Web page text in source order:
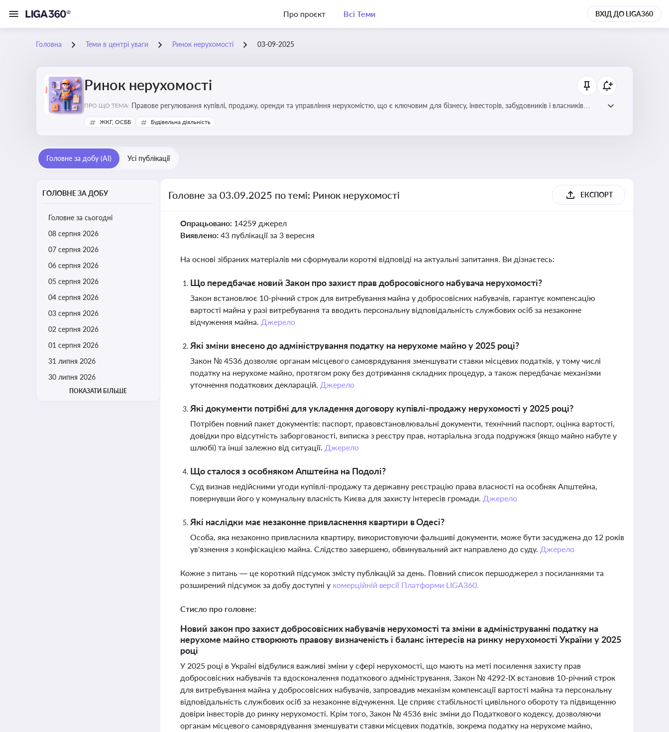
Про проєкт Всі Теми ВХІД ДО LIGA360
Головна Теми в центрі уваги Ринок нерухомості 03-09-2025
Ринок нерухомості
ПРО ЩО ТЕМА: Правове регулювання купівлі, продажу, оренди та управління нерухомістю, що є ключовим для бізнесу, інвесторів, забудовників і власників
об’єктів майна
ЖКГ, ОСББ Будівельна діяльність
Головне за добу (AI) Усі публікації
ГОЛОВНЕ ЗА ДОБУ
Головне за сьогодні
08 серпня 2026
07 серпня 2026
06 серпня 2026
05 серпня 2026
04 серпня 2026
03 серпня 2026
02 серпня 2026
01 серпня 2026
31 липня 2026
30 липня 2026
ПОКАЗАТИ БІЛЬШЕ
Головне за 03.09.2025 по темі: Ринок нерухомості ЕКСПОРТ
Опрацьовано: 14259 джерел
Виявлено: 43 публікації за 3 вересня
На основі зібраних матеріалів ми сформували короткі відповіді на актуальні запитання. Ви дізнаєтесь:
Що передбачає новий Закон про захист прав добросовісного набувача нерухомості?
Закон встановлює 10-річний строк для витребування майна у добросовісних набувачів, гарантує компенсацію
вартості майна у разі витребування та вводить персональну відповідальність службових осіб за незаконне
відчуження майна. Джерело
Які зміни внесено до адміністрування податку на нерухоме майно у 2025 році?
Закон № 4536 дозволяє органам місцевого самоврядування зменшувати ставки місцевих податків, у тому числі
податку на нерухоме майно, протягом року без дотримання складних процедур, а також передбачає механізми
уточнення податкових декларацій. Джерело
Які документи потрібні для укладення договору купівлі-продажу нерухомості у 2025 році?
Потрібен повний пакет документів: паспорт, правовстановлювальні документи, технічний паспорт, оцінка вартості,
довідки про відсутність заборгованості, виписка з реєстру прав, нотаріальна згода подружжя (якщо майно набуте у
шлюбі) та інші залежно від ситуації. Джерело
Що сталося з особняком Апштейна на Подолі?
Суд визнав недійсними угоди купівлі-продажу та державну реєстрацію права власності на особняк Апштейна,
повернувши його у комунальну власність Києва для захисту інтересів громади. Джерело
Які наслідки має незаконне привласнення квартири в Одесі?
Особа, яка незаконно привласнила квартиру, використовуючи фальшиві документи, може бути засуджена до 12 років
ув'язнення з конфіскацією майна. Слідство завершено, обвинувальний акт направлено до суду. Джерело
Кожне з питань — це короткий підсумок змісту публікацій за день. Повний список першоджерел з посиланнями та
розширений підсумок за добу доступні у комерційній версії Платформи LIGA360.
Стисло про головне:
Новий закон про захист добросовісних набувачів нерухомості та зміни в адмініструванні податку на
нерухоме майно створюють правову визначеність і баланс інтересів на ринку нерухомості України у 2025
році
У 2025 році в Україні відбулися важливі зміни у сфері нерухомості, що мають на меті посилення захисту прав
добросовісних набувачів та вдосконалення податкового адміністрування. Закон № 4292-IX встановив 10-річний строк
для витребування майна у добросовісних набувачів, запровадив механізм компенсації вартості майна та персональну
відповідальність службових осіб за незаконне відчуження. Це сприяє стабільності цивільного обороту та підвищенню
довіри інвесторів до ринку нерухомості. Крім того, Закон № 4536 вніс зміни до Податкового кодексу, дозволяючи
органам місцевого самоврядування зменшувати ставки місцевих податків, зокрема податку на нерухоме майно,